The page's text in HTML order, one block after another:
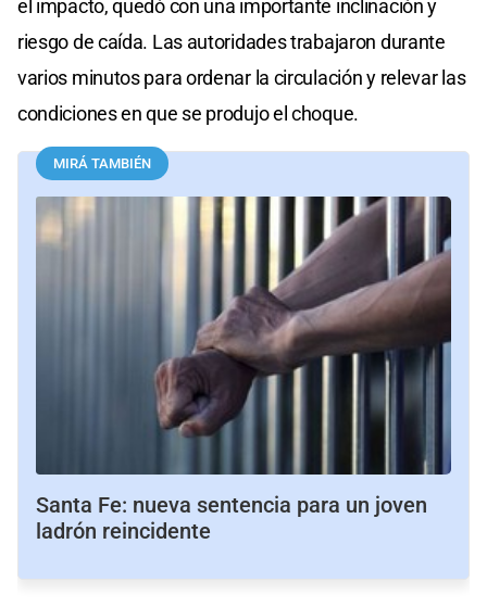
el impacto, quedó con una importante inclinación y
riesgo de caída. Las autoridades trabajaron durante
varios minutos para ordenar la circulación y relevar las
condiciones en que se produjo el choque.
MIRÁ TAMBIÉN
Santa Fe: nueva sentencia para un joven
ladrón reincidente